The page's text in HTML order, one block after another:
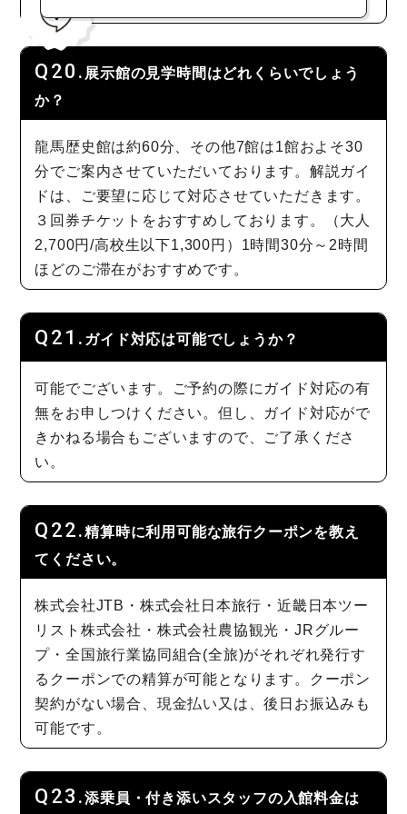
展示館の見学時間はどれくらいでしょう
か？
龍馬歴史館は約60分、その他7館は1館およそ30
分でご案内させていただいております。解説ガイ
ドは、ご要望に応じて対応させていただきます。
３回券チケットをおすすめしております。（大人
2,700円/高校生以下1,300円）1時間30分～2時間
ほどのご滞在がおすすめです。
ガイド対応は可能でしょうか？
可能でございます。ご予約の際にガイド対応の有
無をお申しつけください。但し、ガイド対応がで
きかねる場合もございますので、ご了承くださ
い。
精算時に利用可能な旅行クーポンを教え
てください。
株式会社JTB・株式会社日本旅行・近畿日本ツー
リスト株式会社・株式会社農協観光・JRグルー
プ・全国旅行業協同組合(全旅)がそれぞれ発行す
るクーポンでの精算が可能となります。クーポン
契約がない場合、現金払い又は、後日お振込みも
可能です。
添乗員・付き添いスタッフの入館料金は